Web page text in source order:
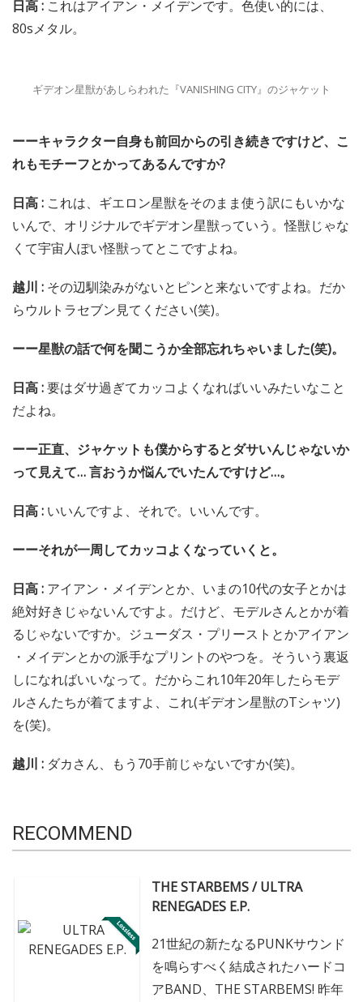
日高 : これはアイアン・メイデンです。色使い的には、
80sメタル。
ギデオン星獣があしらわれた『VANISHING CITY』のジャケット
ーーキャラクター自身も前回からの引き続きですけど、こ
れもモチーフとかってあるんですか?
日高 : これは、ギエロン星獣をそのまま使う訳にもいかな
いんで、オリジナルでギデオン星獣っていう。怪獣じゃな
くて宇宙人ぽい怪獣ってとこですよね。
越川 : その辺馴染みがないとピンと来ないですよね。だか
らウルトラセブン見てください(笑)。
ーー星獣の話で何を聞こうか全部忘れちゃいました(笑)。
日高 :要はダサ過ぎてカッコよくなればいいみたいなこと
だよね。
ーー正直、ジャケットも僕からするとダサいんじゃないか
って見えて… 言おうか悩んでいたんですけど…。
日高 : いいんですよ、それで。いいんです。
ーーそれが一周してカッコよくなっていくと。
日高 : アイアン・メイデンとか、いまの10代の女子とかは
絶対好きじゃないんですよ。だけど、モデルさんとかが着
るじゃないですか。ジューダス・プリーストとかアイアン
・メイデンとかの派手なプリントのやつを。そういう裏返
しになればいいなって。だからこれ10年20年したらモデ
ルさんたちが着てますよ、これ(ギデオン星獣のTシャツ)
を(笑)。
越川 : ダカさん、もう70手前じゃないですか(笑)。
RECOMMEND
THE STARBEMS / ULTRA
RENEGADES E.P.
21世紀の新たなるPUNKサウンド
を鳴らすべく結成されたハードコ
アBAND、THE STARBEMS! 昨年